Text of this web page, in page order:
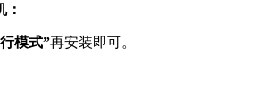
模式”再安装即可。